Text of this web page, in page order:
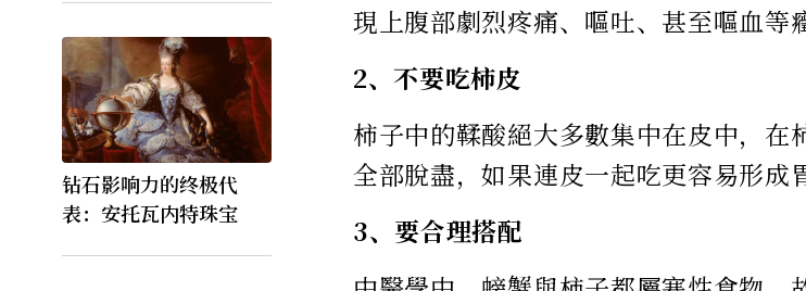
钻石影响力的终极代
表：安托瓦内特珠宝
現上腹部劇烈疼痛、嘔吐、甚至嘔血等
2、不要吃柿皮
柿子中的鞣酸絕大多數集中在皮中，在
全部脫盡，如果連皮一起吃更容易形成
3、要合理搭配